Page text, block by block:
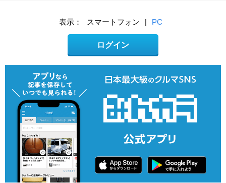
表示： スマートフォン | PC
ログイン